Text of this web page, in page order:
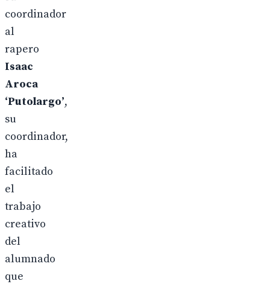
coordinador
al
rapero
Isaac
Aroca
‘Putolargo’,
su
coordinador,
ha
facilitado
el
trabajo
creativo
del
alumnado
que